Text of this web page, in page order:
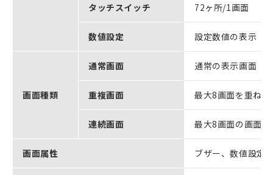
タッチスイッチ 72ヶ所/1画面
数値設定 設定数値の表示
画面種類
通常画面 通常の表示画面
重複画面 最大8画面を重ね
連続画面 最大8画面の画面
画面属性 ブザー、数値設定